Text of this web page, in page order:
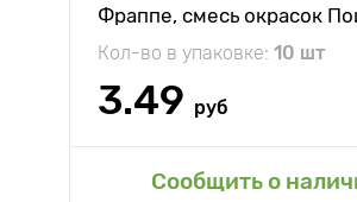
Фраппе, смесь окрасок
Кол-во в упаковке: 10 шт
3.49 руб
Сообщить о